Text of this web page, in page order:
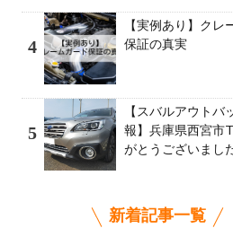
4
【実例あり】クレ
保証の真実
5
【スバルアウトバ
報】兵庫県西宮市
がとうございまし
新着記事一覧